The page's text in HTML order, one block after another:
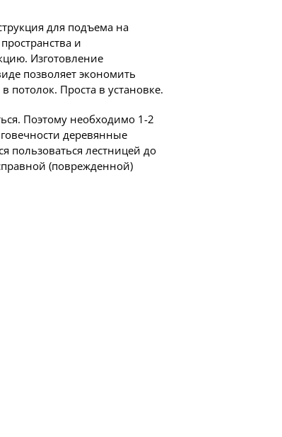
для подъема на
и
Изготовление
позволяет экономить
потолок. Проста в установке.
Поэтому необходимо 1-2
деревянные
пользоваться лестницей до
(поврежденной)